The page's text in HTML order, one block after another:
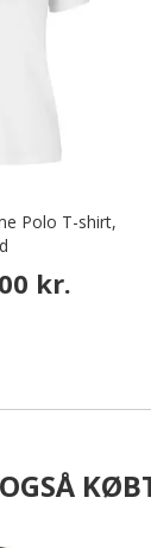
Polo T-shirt,
kr.